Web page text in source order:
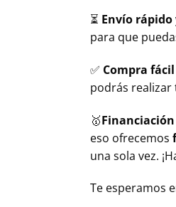
⏳ Envío rápido
para que
✅ Compra
podrás realizar
🥇
eso ofrecemos
una sola vez.
Te esperamos